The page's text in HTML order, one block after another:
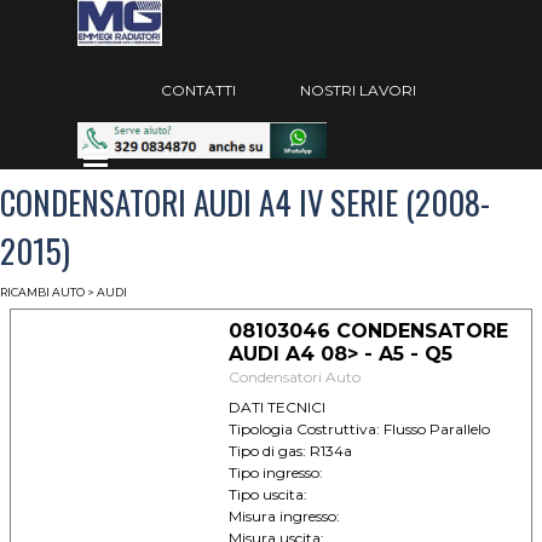
Vai ai contenuti
Salta menù
CONTATTI NOSTRI LAVORI
Salta menù
CONDENSATORI AUDI A4 IV SERIE (2008-
2015)
RICAMBI AUTO > AUDI
08103046 CONDENSATORE
AUDI A4 08> - A5 - Q5
Condensatori Auto
DATI TECNICI
Tipologia Costruttiva: Flusso Parallelo
Tipo di gas: R134a
Tipo ingresso:
Tipo uscita:
Misura ingresso:
Misura uscita: